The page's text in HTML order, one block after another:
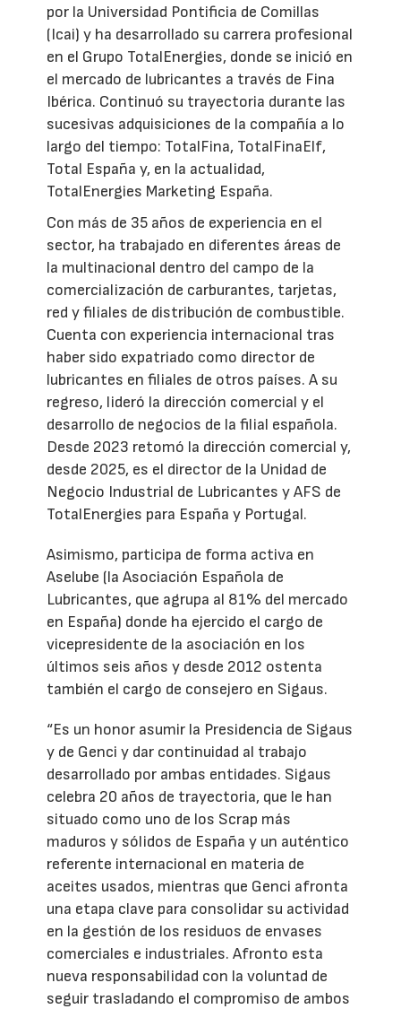
por la Universidad Pontificia de Comillas
(Icai) y ha desarrollado su carrera profesional
en el Grupo TotalEnergies, donde se inició en
el mercado de lubricantes a través de Fina
Ibérica. Continuó su trayectoria durante las
sucesivas adquisiciones de la compañía a lo
largo del tiempo: TotalFina, TotalFinaElf,
Total España y, en la actualidad,
TotalEnergies Marketing España.
Con más de 35 años de experiencia en el
sector, ha trabajado en diferentes áreas de
la multinacional dentro del campo de la
comercialización de carburantes, tarjetas,
red y filiales de distribución de combustible.
Cuenta con experiencia internacional tras
haber sido expatriado como director de
lubricantes en filiales de otros países. A su
regreso, lideró la dirección comercial y el
desarrollo de negocios de la filial española.
Desde 2023 retomó la dirección comercial y,
desde 2025, es el director de la Unidad de
Negocio Industrial de Lubricantes y AFS de
TotalEnergies para España y Portugal.
Asimismo, participa de forma activa en
Aselube (la Asociación Española de
Lubricantes, que agrupa al 81% del mercado
en España) donde ha ejercido el cargo de
vicepresidente de la asociación en los
últimos seis años y desde 2012 ostenta
también el cargo de consejero en Sigaus.
“Es un honor asumir la Presidencia de Sigaus
y de Genci y dar continuidad al trabajo
desarrollado por ambas entidades. Sigaus
celebra 20 años de trayectoria, que le han
situado como uno de los Scrap más
maduros y sólidos de España y un auténtico
referente internacional en materia de
aceites usados, mientras que Genci afronta
una etapa clave para consolidar su actividad
en la gestión de los residuos de envases
comerciales e industriales. Afronto esta
nueva responsabilidad con la voluntad de
seguir trasladando el compromiso de ambos